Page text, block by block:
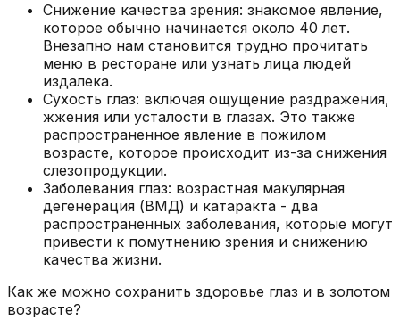
Снижение качества зрения: знакомое явление,
которое обычно начинается около 40 лет.
Внезапно нам становится трудно прочитать
меню в ресторане или узнать лица людей
издалека.
Сухость глаз: включая ощущение раздражения,
жжения или усталости в глазах. Это также
распространенное явление в пожилом
возрасте, которое происходит из-за снижения
слезопродукции.
Заболевания глаз: возрастная макулярная
дегенерация (ВМД) и катаракта - два
распространенных заболевания, которые могут
привести к помутнению зрения и снижению
качества жизни.
Как же можно сохранить здоровье глаз и в золотом
возрасте?